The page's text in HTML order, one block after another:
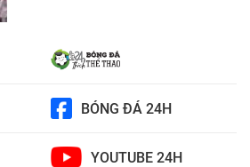
BÓNG ĐÁ 24H
YOUTUBE 24H